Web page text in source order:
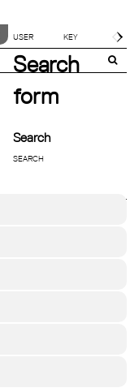
Search
form
Search